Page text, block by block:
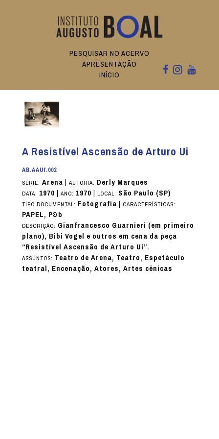
PESQUISAR NO ACERVO
APRESENTAÇÃO
INÍCIO
A Resistível Ascensão de Arturo Ui
AB.AAUf.002
SÉRIE: Arena| AUTORIA: Derly Marques
DATA: 1970| ANO: 1970| LOCAL: São Paulo (SP)
TIPO DOCUMENTAL: Fotografia| CARACTERÍSTICAS:
PAPEL, P&b
DESCRIÇÃO: Gianfrancesco Guarnieri (em primeiro
plano), Bibi Vogel e outros em cena da peça
“Resistível Ascensão de Arturo Ui”.
ASSUNTOS: Teatro de Arena, Teatro, Espetáculo
teatral, Encenação, Atores, Artes cênicas